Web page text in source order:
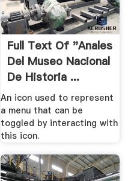
Full Text Of "Anales
Del Museo Nacional
De Historia ...
An icon used to represent
a menu that can be
toggled by interacting with
this icon.